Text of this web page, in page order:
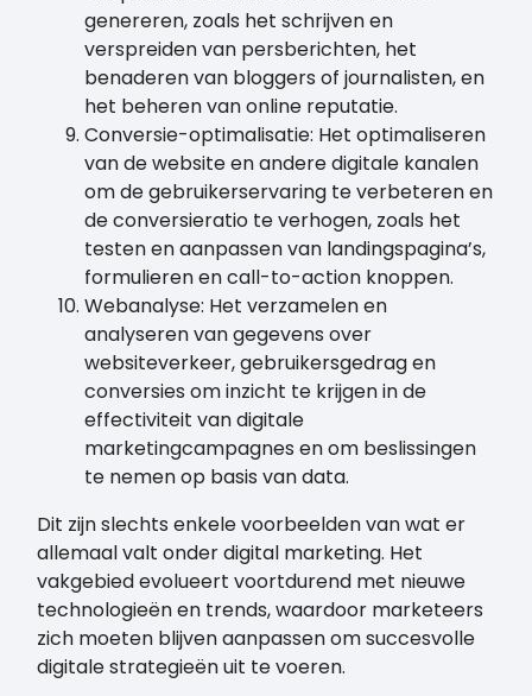
genereren, zoals het schrijven en
verspreiden van persberichten, het
benaderen van bloggers of journalisten, en
het beheren van online reputatie.
Conversie-optimalisatie: Het optimaliseren
van de website en andere digitale kanalen
om de gebruikerservaring te verbeteren en
de conversieratio te verhogen, zoals het
testen en aanpassen van landingspagina’s,
formulieren en call-to-action knoppen.
Webanalyse: Het verzamelen en
analyseren van gegevens over
websiteverkeer, gebruikersgedrag en
conversies om inzicht te krijgen in de
effectiviteit van digitale
marketingcampagnes en om beslissingen
te nemen op basis van data.
Dit zijn slechts enkele voorbeelden van wat er
allemaal valt onder digital marketing. Het
vakgebied evolueert voortdurend met nieuwe
technologieën en trends, waardoor marketeers
zich moeten blijven aanpassen om succesvolle
digitale strategieën uit te voeren.